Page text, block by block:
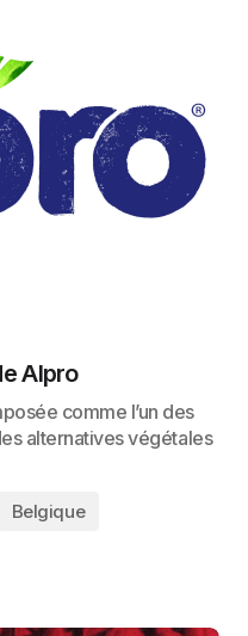
Alpro
comme l’un des
alternatives végétales
Belgique